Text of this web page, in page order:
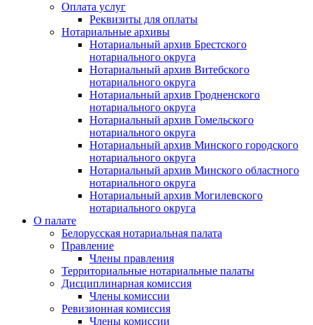
Оплата услуг
Реквизиты для оплаты
Нотариальные архивы
Нотариальный архив Брестского
нотариального округа
Нотариальный архив Витебского
нотариального округа
Нотариальный архив Гродненского
нотариального округа
Нотариальный архив Гомельского
нотариального округа
Нотариальный архив Минского городского
нотариального округа
Нотариальный архив Минского областного
нотариального округа
Нотариальный архив Могилевского
нотариального округа
О палате
Белорусская нотариальная палата
Правление
Члены правления
Территориальные нотариальные палаты
Дисциплинарная комиссия
Члены комиссии
Ревизионная комиссия
Члены комиссии